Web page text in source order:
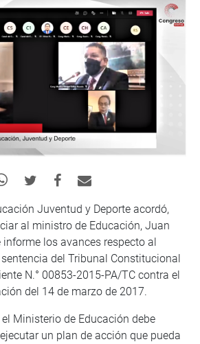
Juventud y Deporte acordó,
al ministro de Educación, Juan
informe los avances respecto al
del Tribunal Constitucional
N.° 00853-2015-PA/TC contra el
del 14 de marzo de 2017.
Ministerio de Educación debe
un plan de acción que pueda